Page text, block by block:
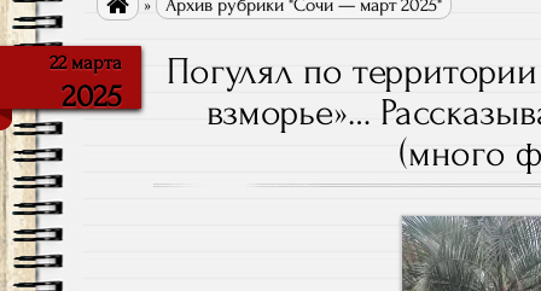
 » Архив рубрики "Сочи — март 2025"
22 марта
2025
Погулял по
взморье»…
(много